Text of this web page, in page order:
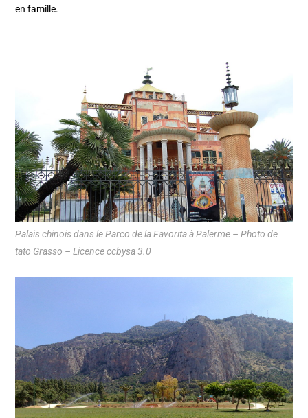
en famille.
Palais chinois dans le Parco de la Favorita à Palerme – Photo de
tato Grasso – Licence ccbysa 3.0